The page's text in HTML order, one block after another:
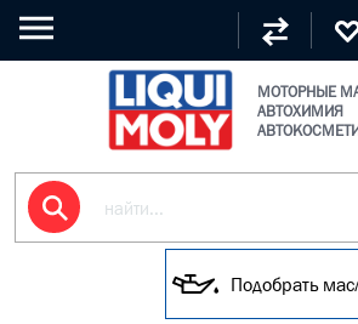
МОТОРНЫЕ
АВТОХИМИЯ
Подобрать